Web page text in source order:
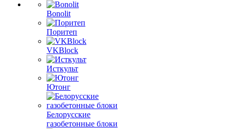
Bonolit
Поритеп
VKBlock
Исткульт
Ютонг
Белорусские
газобетонные блоки